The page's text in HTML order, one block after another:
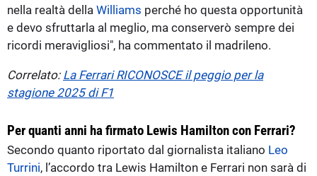
nella realtà della Williams perché ho questa opportunità
e devo sfruttarla al meglio, ma conserverò sempre dei
ricordi meravigliosi", ha commentato il madrileno.
Correlato: La Ferrari RICONOSCE il peggio per la
stagione 2025 di F1
Per quanti anni ha firmato Lewis Hamilton con Ferrari?
Secondo quanto riportato dal giornalista italiano Leo
Turrini, l’accordo tra Lewis Hamilton e Ferrari non sarà di